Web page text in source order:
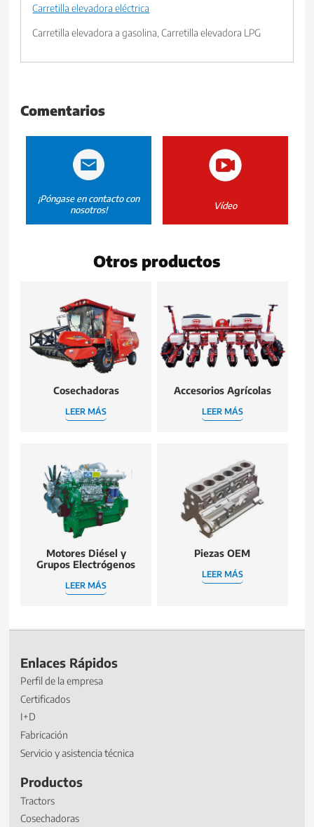
Carretilla elevadora eléctrica
Carretilla elevadora a gasolina, Carretilla elevadora LPG
Comentarios
¡Póngase en contacto con
nosotros!
Vídeo
Otros productos
Cosechadoras
LEER MÁS
Accesorios Agrícolas
LEER MÁS
Motores Diésel y
Grupos Electrógenos
LEER MÁS
Piezas OEM
LEER MÁS
Enlaces Rápidos
Perfil de la empresa
Certificados
I+D
Fabricación
Servicio y asistencia técnica
Productos
Tractors
Cosechadoras